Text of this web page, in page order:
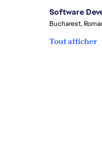
Bucharest,
Tout afficher